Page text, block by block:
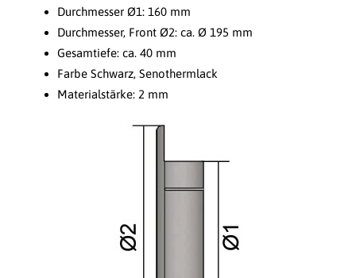
Durchmesser Ø1: 160 mm
Durchmesser, Front Ø2: ca. Ø 195 mm
Gesamtiefe: ca. 40 mm
Farbe Schwarz, Senothermlack
Materialstärke: 2 mm